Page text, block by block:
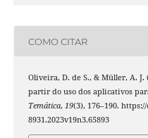
COMO CITAR
Oliveira, D. de S., & Müller, A.
partir do uso dos aplicativos
Temática, 19(3), 176–190.
8931.2023v19n3.65893